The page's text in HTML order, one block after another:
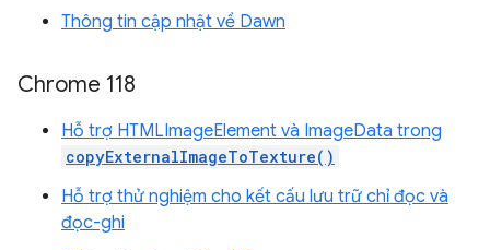
Thông tin cập nhật về Dawn
Chrome 118
Hỗ trợ HTMLImageElement và ImageData trong
copyExternalImageToTexture()
Hỗ trợ thử nghiệm cho kết cấu lưu trữ chỉ đọc và
đọc-ghi